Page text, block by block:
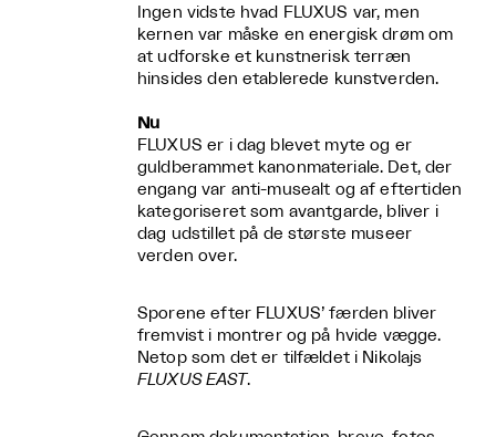
Ingen vidste hvad FLUXUS var, men
kernen var måske en energisk drøm om
at udforske et kunstnerisk terræn
hinsides den etablerede kunstverden.
Nu
FLUXUS er i dag blevet myte og er
guldberammet kanonmateriale. Det, der
engang var anti-musealt og af eftertiden
kategoriseret som avantgarde, bliver i
dag udstillet på de største museer
verden over.
Sporene efter FLUXUS’ færden bliver
fremvist i montrer og på hvide vægge.
Netop som det er tilfældet i Nikolajs
FLUXUS EAST.